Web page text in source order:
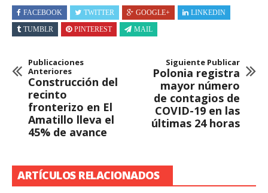
FACEBOOK TWITTER GOOGLE+
LINKEDIN
TUMBLR
PINTEREST MAIL
Publicaciones
Anteriores
Construcción del
recinto
fronterizo en El
Amatillo lleva el
45% de avance
Siguiente Publicar
Polonia registra
mayor número
de contagios de
COVID-19 en las
últimas 24 horas
ARTÍCULOS RELACIONADOS